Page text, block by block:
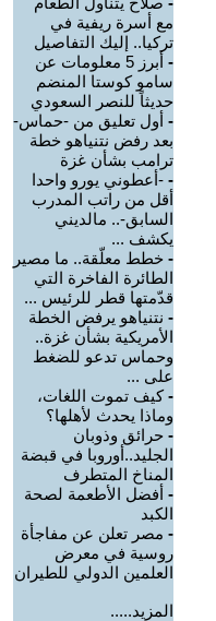
مع أسرة ريفية في
تركيا.. إليك التفاصيل
-
أبرز 5 معلومات عن
سامو كوستا المنضم
حديثاً للنصر السعودي
- أول تعليق من -حماس-
بعد رفض نتنياهو خطة
ترامب بشأن غزة
- -أعطوني يورو واحدا
أقل من راتب المدرب
السابق-.. مالديني
يكشف ...
- خطط معلّقة.. ما مصير
الطائرة الفاخرة التي
قدّمتها قطر للرئيس ...
- نتنياهو يرفض الخطة
الأمريكية بشأن غزة..
وحماس تدعو للضغط
على ...
-كيف تموت اللغات،
وماذا يحدث لأهلها؟
- حرائق وذوبان
الجليد..أوروبا في قبضة
المناخ المتطرف
- أفضل الأطعمة لصحة
الكبد
- مصر تعلن عن مفاجأة
روسية في معرض
العلمين الدولي للطيران
المزيد.....